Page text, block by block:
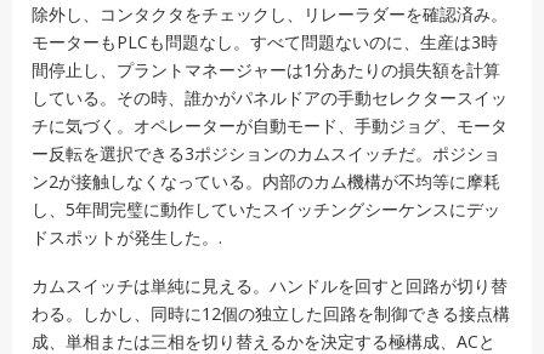
除外し、コンタクタをチェックし、リレーラダーを確認済み。
モーターもPLCも問題なし。すべて問題ないのに、生産は3時
間停止し、プラントマネージャーは1分あたりの損失額を計算
している。その時、誰かがパネルドアの手動セレクタースイッ
チに気づく。オペレーターが自動モード、手動ジョグ、モータ
ー反転を選択できる3ポジションのカムスイッチだ。ポジショ
ン2が接触しなくなっている。内部のカム機構が不均等に摩耗
し、5年間完璧に動作していたスイッチングシーケンスにデッ
ドスポットが発生した。.
カムスイッチは単純に見える。ハンドルを回すと回路が切り替
わる。しかし、同時に12個の独立した回路を制御できる接点構
成、単相または三相を切り替えるかを決定する極構成、ACと